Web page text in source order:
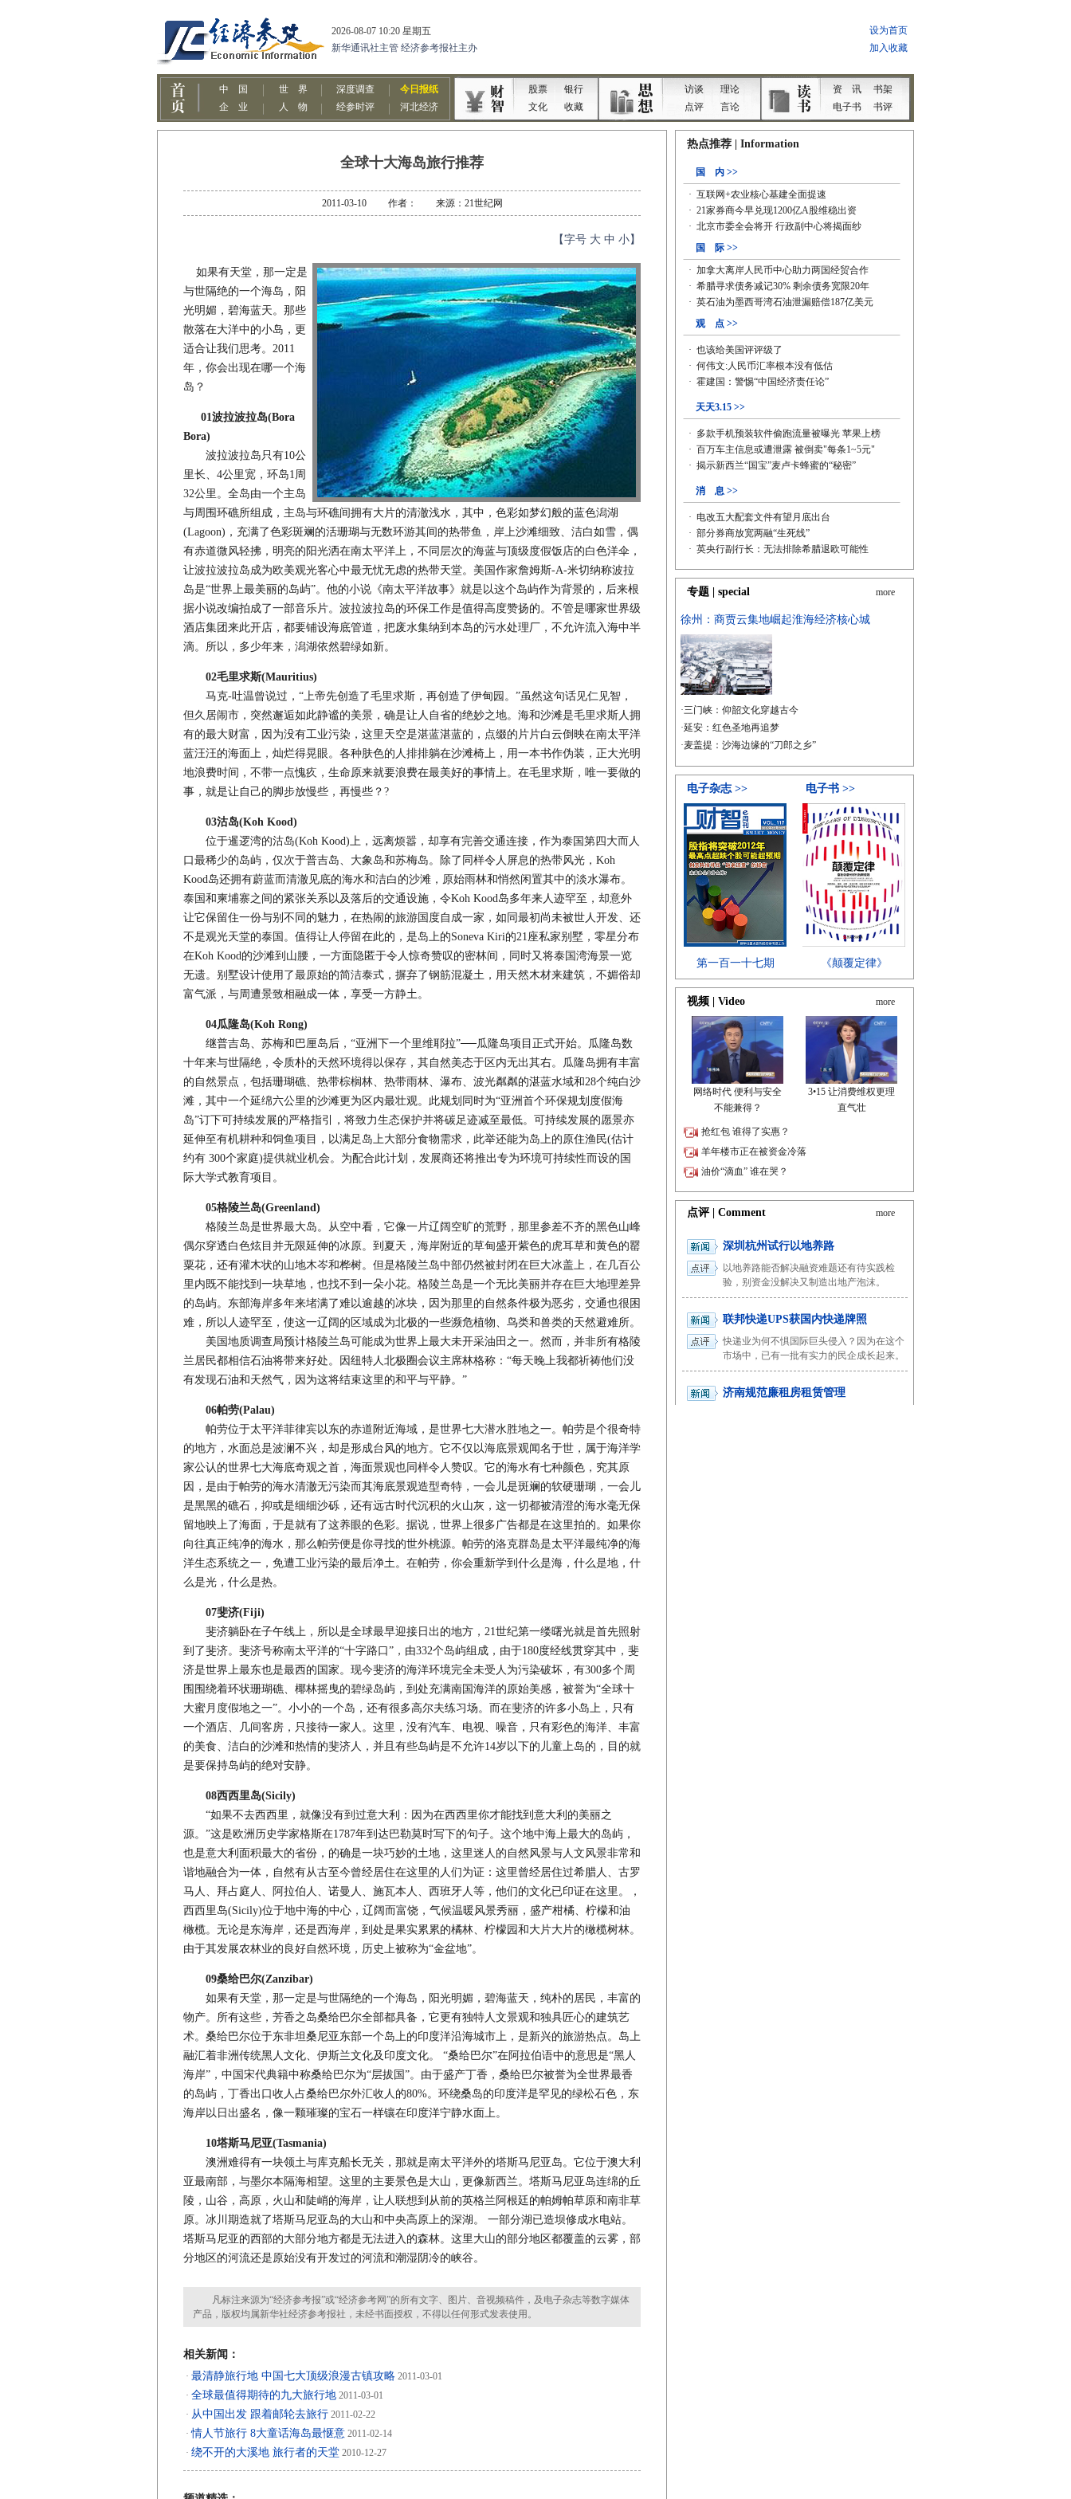
全球十大海岛旅行推荐
2011-03-10 作者： 来源：21世纪网
【字号 大 中 小】
如果有天堂，那一定是
与世隔绝的一个海岛，阳
光明媚，碧海蓝天。那些
散落在大洋中的小岛，更
适合让我们思考。2011
年，你会出现在哪一个海
岛？
01波拉波拉岛(Bora
Bora)
波拉波拉岛只有10公
里长、4公里宽，环岛1周
32公里。全岛由一个主岛
与周围环礁所组成，主岛与环礁间拥有大片的清澈浅水，其中，色彩如梦幻般的蓝色潟湖
(Lagoon)，充满了色彩斑斓的活珊瑚与无数环游其间的热带鱼，岸上沙滩细致、洁白如雪，偶
有赤道微风轻拂，明亮的阳光洒在南太平洋上，不同层次的海蓝与顶级度假饭店的白色洋伞，
让波拉波拉岛成为欧美观光客心中最无忧无虑的热带天堂。美国作家詹姆斯-A-米切纳称波拉
岛是“世界上最美丽的岛屿”。他的小说《南太平洋故事》就是以这个岛屿作为背景的，后来根
据小说改编拍成了一部音乐片。波拉波拉岛的环保工作是值得高度赞扬的。不管是哪家世界级
酒店集团来此开店，都要铺设海底管道，把废水集纳到本岛的污水处理厂，不允许流入海中半
滴。所以，多少年来，潟湖依然碧绿如新。
02毛里求斯(Mauritius)
马克-吐温曾说过，“上帝先创造了毛里求斯，再创造了伊甸园。”虽然这句话见仁见智，
但久居闹市，突然邂逅如此静谧的美景，确是让人自省的绝妙之地。海和沙滩是毛里求斯人拥
有的最大财富，因为没有工业污染，这里天空是湛蓝湛蓝的，点缀的片片白云倒映在南太平洋
蓝汪汪的海面上，灿烂得晃眼。各种肤色的人排排躺在沙滩椅上，用一本书作伪装，正大光明
地浪费时间，不带一点愧疚，生命原来就要浪费在最美好的事情上。在毛里求斯，唯一要做的
事，就是让自己的脚步放慢些，再慢些？?
03沽岛(Koh Kood)
位于暹逻湾的沽岛(Koh Kood)上，远离烦嚣，却享有完善交通连接，作为泰国第四大而人
口最稀少的岛屿，仅次于普吉岛、大象岛和苏梅岛。除了同样令人屏息的热带风光，Koh
Kood岛还拥有蔚蓝而清澈见底的海水和洁白的沙滩，原始雨林和悄然闲置其中的淡水瀑布。
泰国和柬埔寨之间的紧张关系以及落后的交通设施，令Koh Kood岛多年来人迹罕至，却意外
让它保留住一份与别不同的魅力，在热闹的旅游国度自成一家，如同最初尚未被世人开发、还
不是观光天堂的泰国。值得让人停留在此的，是岛上的Soneva Kiri的21座私家别墅，零星分布
在Koh Kood的沙滩到山腰，一方面隐匿于令人惊奇赞叹的密林间，同时又将泰国湾海景一览
无遗。别墅设计使用了最原始的简洁泰式，摒弃了钢筋混凝土，用天然木材来建筑，不媚俗却
富气派，与周遭景致相融成一体，享受一方静土。
04瓜隆岛(Koh Rong)
继普吉岛、苏梅和巴厘岛后，“亚洲下一个里维耶拉”──瓜隆岛项目正式开始。瓜隆岛数
十年来与世隔绝，令质朴的天然环境得以保存，其自然美态于区内无出其右。瓜隆岛拥有丰富
的自然景点，包括珊瑚礁、热带棕榈林、热带雨林、瀑布、波光粼粼的湛蓝水域和28个纯白沙
滩，其中一个延绵六公里的沙滩更为区内最壮观。此规划同时为“亚洲首个环保规划度假海
岛”订下可持续发展的严格指引，将致力生态保护并将碳足迹减至最低。可持续发展的愿景亦
延伸至有机耕种和饲鱼项目，以满足岛上大部分食物需求，此举还能为岛上的原住渔民(估计
约有 300个家庭)提供就业机会。为配合此计划，发展商还将推出专为环境可持续性而设的国
际大学式教育项目。
05格陵兰岛(Greenland)
格陵兰岛是世界最大岛。从空中看，它像一片辽阔空旷的荒野，那里参差不齐的黑色山峰
偶尔穿透白色炫目并无限延伸的冰原。到夏天，海岸附近的草甸盛开紫色的虎耳草和黄色的罂
粟花，还有灌木状的山地木岑和桦树。但是格陵兰岛中部仍然被封闭在巨大冰盖上，在几百公
里内既不能找到一块草地，也找不到一朵小花。格陵兰岛是一个无比美丽并存在巨大地理差异
的岛屿。东部海岸多年来堵满了难以逾越的冰块，因为那里的自然条件极为恶劣，交通也很困
难，所以人迹罕至，使这一辽阔的区域成为北极的一些濒危植物、鸟类和兽类的天然避难所。
美国地质调查局预计格陵兰岛可能成为世界上最大未开采油田之一。然而，并非所有格陵
兰居民都相信石油将带来好处。因纽特人北极圈会议主席林格称：“每天晚上我都祈祷他们没
有发现石油和天然气，因为这将结束这里的和平与平静。”
06帕劳(Palau)
帕劳位于太平洋菲律宾以东的赤道附近海域，是世界七大潜水胜地之一。帕劳是个很奇特
的地方，水面总是波澜不兴，却是形成台风的地方。它不仅以海底景观闻名于世，属于海洋学
家公认的世界七大海底奇观之首，海面景观也同样令人赞叹。它的海水有七种颜色，究其原
因，是由于帕劳的海水清澈无污染而其海底景观造型奇特，一会儿是斑斓的软硬珊瑚，一会儿
是黑黑的礁石，抑或是细细沙砾，还有远古时代沉积的火山灰，这一切都被清澄的海水毫无保
留地映上了海面，于是就有了这养眼的色彩。据说，世界上很多广告都是在这里拍的。如果你
向往真正纯净的海水，那么帕劳便是你寻找的世外桃源。帕劳的洛克群岛是太平洋最纯净的海
洋生态系统之一，免遭工业污染的最后净土。在帕劳，你会重新学到什么是海，什么是地，什
么是光，什么是热。
07斐济(Fiji)
斐济躺卧在子午线上，所以是全球最早迎接日出的地方，21世纪第一缕曙光就是首先照射
到了斐济。斐济号称南太平洋的“十字路口”，由332个岛屿组成，由于180度经线贯穿其中，斐
济是世界上最东也是最西的国家。现今斐济的海洋环境完全未受人为污染破坏，有300多个周
围围绕着环状珊瑚礁、椰林摇曳的碧绿岛屿，到处充满南国海洋的原始美感，被誉为“全球十
大蜜月度假地之一”。小小的一个岛，还有很多高尔夫练习场。而在斐济的许多小岛上，只有
一个酒店、几间客房，只接待一家人。这里，没有汽车、电视、噪音，只有彩色的海洋、丰富
的美食、洁白的沙滩和热情的斐济人，并且有些岛屿是不允许14岁以下的儿童上岛的，目的就
是要保持岛屿的绝对安静。
08西西里岛(Sicily)
“如果不去西西里，就像没有到过意大利：因为在西西里你才能找到意大利的美丽之
源。”这是欧洲历史学家格斯在1787年到达巴勒莫时写下的句子。这个地中海上最大的岛屿，
也是意大利面积最大的省份，的确是一块巧妙的土地，这里迷人的自然风景与人文风景非常和
谐地融合为一体，自然有从古至今曾经居住在这里的人们为证：这里曾经居住过希腊人、古罗
马人、拜占庭人、阿拉伯人、诺曼人、施瓦本人、西班牙人等，他们的文化已印证在这里。，
西西里岛(Sicily)位于地中海的中心，辽阔而富饶，气候温暖风景秀丽，盛产柑橘、柠檬和油
橄榄。无论是东海岸，还是西海岸，到处是果实累累的橘林、柠檬园和大片大片的橄榄树林。
由于其发展农林业的良好自然环境，历史上被称为“金盆地”。
09桑给巴尔(Zanzibar)
如果有天堂，那一定是与世隔绝的一个海岛，阳光明媚，碧海蓝天，纯朴的居民，丰富的
物产。所有这些，芳香之岛桑给巴尔全部都具备，它更有独特人文景观和独具匠心的建筑艺
术。桑给巴尔位于东非坦桑尼亚东部一个岛上的印度洋沿海城市上，是新兴的旅游热点。岛上
融汇着非洲传统黑人文化、伊斯兰文化及印度文化。 “桑给巴尔”在阿拉伯语中的意思是“黑人
海岸”，中国宋代典籍中称桑给巴尔为“层拔国”。由于盛产丁香，桑给巴尔被誉为全世界最香
的岛屿，丁香出口收人占桑给巴尔外汇收人的80%。环绕桑岛的印度洋是罕见的绿松石色，东
海岸以日出盛名，像一颗璀璨的宝石一样镶在印度洋宁静水面上。
10塔斯马尼亚(Tasmania)
澳洲难得有一块领土与库克船长无关，那就是南太平洋外的塔斯马尼亚岛。它位于澳大利
亚最南部，与墨尔本隔海相望。这里的主要景色是大山，更像新西兰。塔斯马尼亚岛连绵的丘
陵，山谷，高原，火山和陡峭的海岸，让人联想到从前的英格兰阿根廷的帕姆帕草原和南非草
原。冰川期造就了塔斯马尼亚岛的大山和中央高原上的深湖。 一部分湖已造坝修成水电站。
塔斯马尼亚的西部的大部分地方都是无法进入的森林。这里大山的部分地区都覆盖的云雾，部
分地区的河流还是原始没有开发过的河流和潮湿阴冷的峡谷。
凡标注来源为“经济参考报”或“经济参考网”的所有文字、图片、音视频稿件，及电子杂志等数字媒体
产品，版权均属新华社经济参考报社，未经书面授权，不得以任何形式发表使用。
相关新闻：
· 最清静旅行地 中国七大顶级浪漫古镇攻略 2011-03-01
· 全球最值得期待的九大旅行地 2011-03-01
· 从中国出发 跟着邮轮去旅行 2011-02-22
· 情人节旅行 8大童话海岛最惬意 2011-02-14
· 绕不开的大溪地 旅行者的天堂 2010-12-27